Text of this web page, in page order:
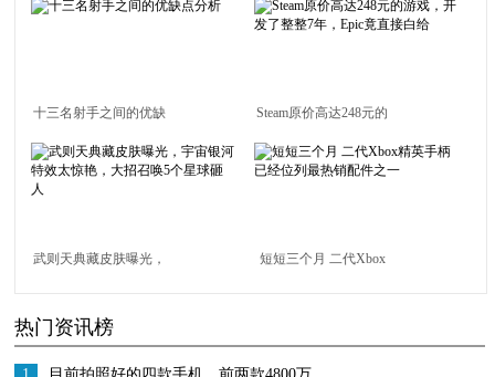
十三名射手之间的优缺
点分析
Steam原价高达248元的
游戏，开发了整整7
年，Epic竟直接白给
武则天典藏皮肤曝光，
大招召唤5个星球砸人
短短三个月 二代Xbox
热门资讯榜